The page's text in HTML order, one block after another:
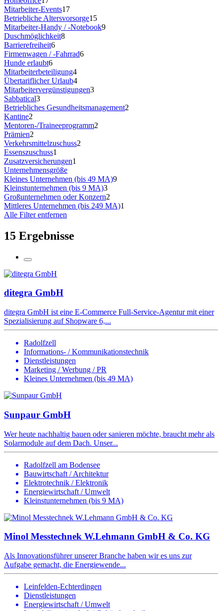
Mitarbeiter-Events17
Betriebliche Altersvorsorge15
Mitarbeiter-Handy / -Notebook9
Duschmöglichkeit8
Barrierefreiheit6
Firmenwagen / -Fahrrad6
Hunde erlaubt6
Mitarbeiterbeteiligung4
Übertariflicher Urlaub4
Mitarbeitervergünstigungen3
Sabbatical3
Betriebliches Gesundheitsmanagement2
Kantine2
Mentoren-/Traineeprogramm2
Prämien2
Verkehrsmittelzuschuss2
Essenszuschuss1
Zusatzversicherungen1
Unternehmensgröße
Kleines Unternehmen (bis 49 MA)9
Kleinstunternehmen (bis 9 MA)3
Großunternehmen oder Konzern2
Mittleres Unternehmen (bis 249 MA)1
Alle Filter entfernen
15 Ergebnisse
ditegra GmbH
ditegra GmbH ist eine E-Commerce Full-Service-Agentur mit einer
Spezialisierung auf Shopware 6,...
Radolfzell
Informations- / Kommunikationstechnik
Dienstleistungen
Marketing / Werbung / PR
Kleines Unternehmen (bis 49 MA)
Sunpaur GmbH
Wer heute nachhaltig bauen oder sanieren möchte, braucht mehr als
Solarmodule auf dem Dach. Unser...
Radolfzell am Bodensee
Bauwirtschaft / Architektur
Elektrotechnik / Elektronik
Energiewirtschaft / Umwelt
Kleinstunternehmen (bis 9 MA)
Minol Messtechnek W.Lehmann GmbH & Co. KG
Als Innovationsführer unserer Branche haben wir es uns zur
Aufgabe gemacht, die Energiewende...
Leinfelden-Echterdingen
Dienstleistungen
Energiewirtschaft / Umwelt